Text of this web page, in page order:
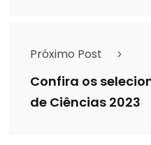
Próximo Post
Confira os
de Ciências 2023